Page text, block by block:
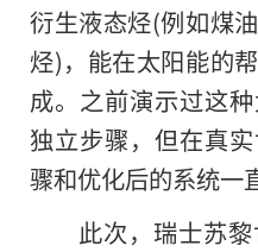
衍生液态烃(例如煤
烃)，能在太阳能的
成。之前演示过这
独立步骤，但在真
骤和优化后的系统一
此次，瑞士苏